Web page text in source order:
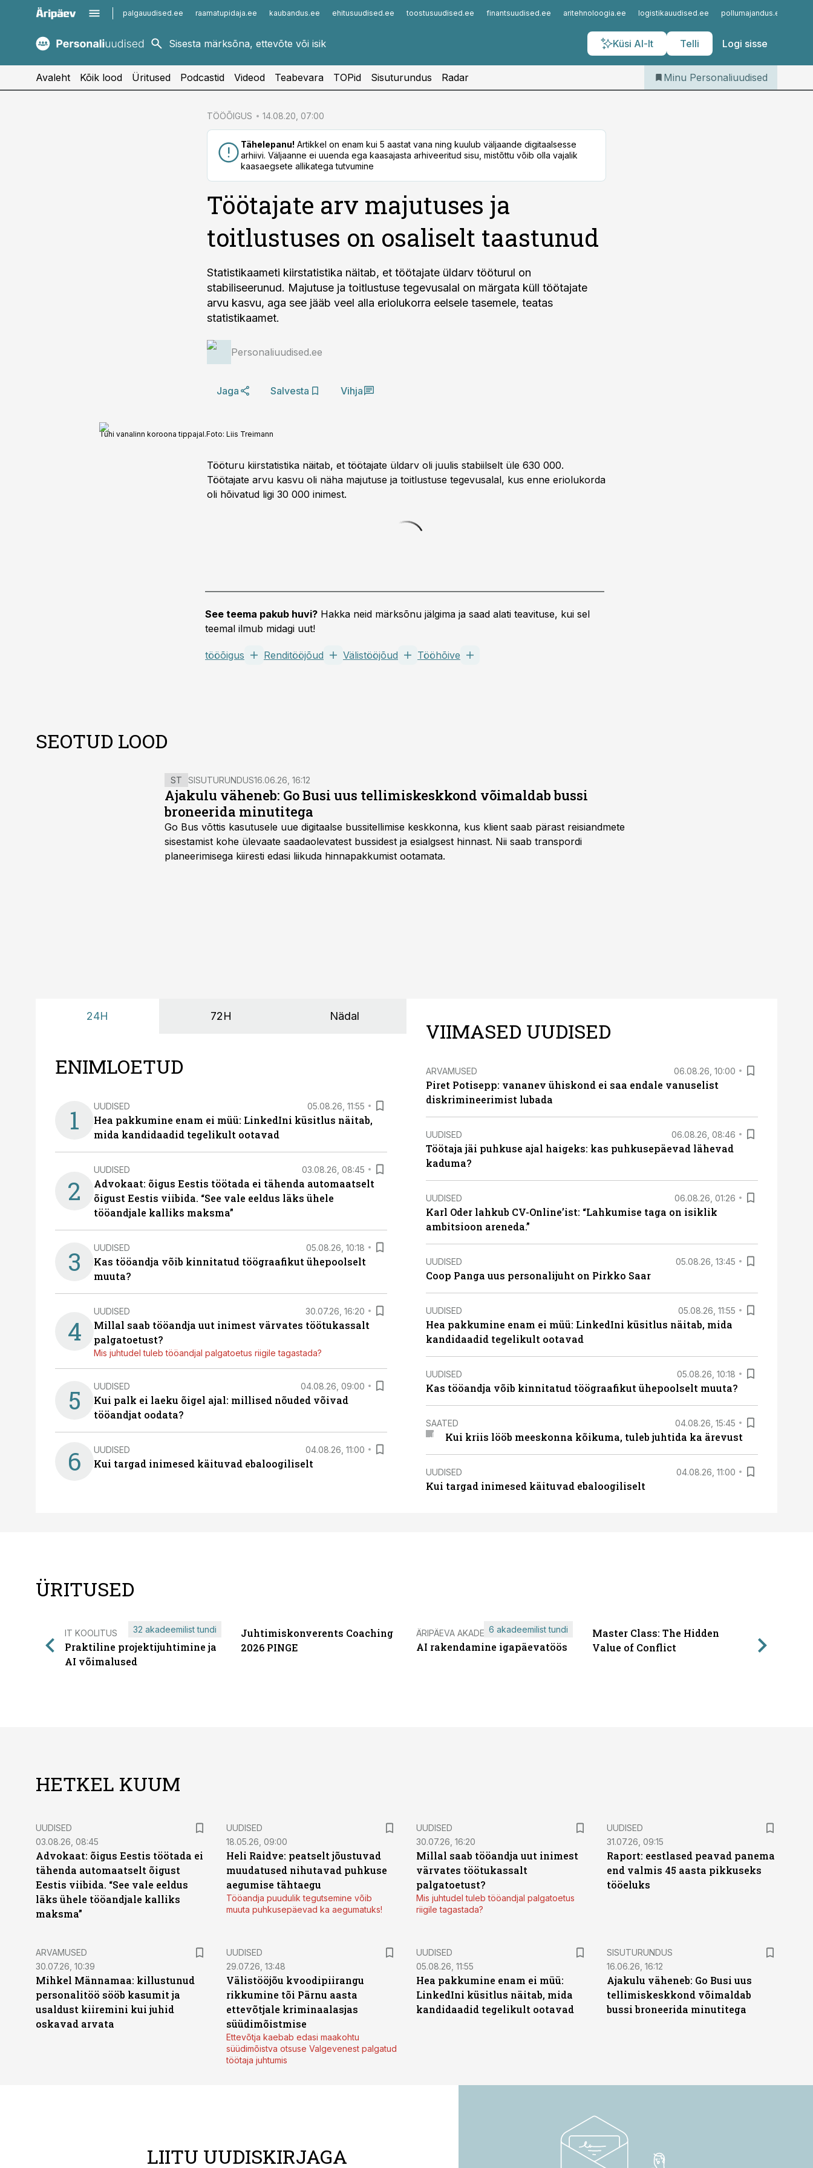
palgauudised.ee raamatupidaja.ee kaubandus.ee ehitusuudised.ee toostusuudised.ee finantsuudised.ee aritehnoloogia.ee logistikauudised.ee pollumajandus.ee
Küsi AI-lt Telli Logi sisse
kaubandus.ee
kinnisvarauudised.ee
imelineajalugu.ee
Infopank
Iseteenindus
Telli Personaliuudised
Avaleht Kõik lood Üritused Podcastid Videod Teabevara TOPid Sisuturundus Radar Minu Personaliuudised
TÖÖÕIGUS 14.08.20, 07:00
Tähelepanu! Artikkel on enam kui 5 aastat vana ning kuulub väljaande digitaalsesse
arhiivi. Väljaanne ei uuenda ega kaasajasta arhiveeritud sisu, mistõttu võib olla vajalik
kaasaegsete allikatega tutvumine
Töötajate arv majutuses ja
toitlustuses on osaliselt taastunud
Statistikaameti kiirstatistika näitab, et töötajate üldarv tööturul on
stabiliseerunud. Majutuse ja toitlustuse tegevusalal on märgata küll töötajate
arvu kasvu, aga see jääb veel alla eriolukorra eelsele tasemele, teatas
statistikaamet.
Personaliuudised.ee
Jaga Salvesta Vihja
Tühi vanalinn koroona tippajal.Foto: Liis Treimann
Tööturu kiirstatistika näitab, et töötajate üldarv oli juulis stabiilselt üle 630 000.
Töötajate arvu kasvu oli näha majutuse ja toitlustuse tegevusalal, kus enne eriolukorda
oli hõivatud ligi 30 000 inimest.
See teema pakub huvi? Hakka neid märksõnu jälgima ja saad alati teavituse, kui sel
teemal ilmub midagi uut!
tööõigus Renditööjõud Välistööjõud Tööhõive
SEOTUD LOOD
ST SISUTURUNDUS16.06.26, 16:12
Ajakulu väheneb: Go Busi uus tellimiskeskkond võimaldab bussi
broneerida minutitega
Go Bus võttis kasutusele uue digitaalse bussitellimise keskkonna, kus klient saab pärast reisiandmete
sisestamist kohe ülevaate saadaolevatest bussidest ja esialgsest hinnast. Nii saab transpordi
planeerimisega kiiresti edasi liikuda hinnapakkumist ootamata.
24H 72H Nädal
ENIMLOETUD
1 UUDISED 05.08.26, 11:55
Hea pakkumine enam ei müü: LinkedIni küsitlus näitab,
mida kandidaadid tegelikult ootavad
2
UUDISED 03.08.26, 08:45
Advokaat: õigus Eestis töötada ei tähenda automaatselt
õigust Eestis viibida. “See vale eeldus läks ühele
tööandjale kalliks maksma”
3 UUDISED 05.08.26, 10:18
Kas tööandja võib kinnitatud töögraafikut ühepoolselt
muuta?
4
UUDISED 30.07.26, 16:20
Millal saab tööandja uut inimest värvates töötukassalt
palgatoetust?
Mis juhtudel tuleb tööandjal palgatoetus riigile tagastada?
5 UUDISED 04.08.26, 09:00
Kui palk ei laeku õigel ajal: millised nõuded võivad
tööandjat oodata?
6 UUDISED 04.08.26, 11:00
Kui targad inimesed käituvad ebaloogiliselt
VIIMASED UUDISED
ARVAMUSED 06.08.26, 10:00
Piret Potisepp: vananev ühiskond ei saa endale vanuselist
diskrimineerimist lubada
UUDISED 06.08.26, 08:46
Töötaja jäi puhkuse ajal haigeks: kas puhkusepäevad lähevad
kaduma?
UUDISED 06.08.26, 01:26
Karl Oder lahkub CV-Online’ist: “Lahkumise taga on isiklik
ambitsioon areneda.”
UUDISED 05.08.26, 13:45
Coop Panga uus personalijuht on Pirkko Saar
UUDISED 05.08.26, 11:55
Hea pakkumine enam ei müü: LinkedIni küsitlus näitab, mida
kandidaadid tegelikult ootavad
UUDISED 05.08.26, 10:18
Kas tööandja võib kinnitatud töögraafikut ühepoolselt muuta?
SAATED 04.08.26, 15:45
Kui kriis lööb meeskonna kõikuma, tuleb juhtida ka ärevust
UUDISED 04.08.26, 11:00
Kui targad inimesed käituvad ebaloogiliselt
ÜRITUSED
IT KOOLITUS
Praktiline projektijuhtimine ja
AI võimalused
32 akadeemilist tundi
Juhtimiskonverents Coaching
2026 PINGE
ÄRIPÄEVA AKADEEMIA
AI rakendamine igapäevatöös
6 akadeemilist tundi
Master Class: The Hidden
Value of Conflict
HETKEL KUUM
UUDISED
03.08.26, 08:45
Advokaat: õigus Eestis töötada ei
tähenda automaatselt õigust
Eestis viibida. “See vale eeldus
läks ühele tööandjale kalliks
maksma”
UUDISED
18.05.26, 09:00
Heli Raidve: peatselt jõustuvad
muudatused nihutavad puhkuse
aegumise tähtaegu
Tööandja puudulik tegutsemine võib
muuta puhkusepäevad ka aegumatuks!
UUDISED
30.07.26, 16:20
Millal saab tööandja uut inimest
värvates töötukassalt
palgatoetust?
Mis juhtudel tuleb tööandjal palgatoetus
riigile tagastada?
UUDISED
31.07.26, 09:15
Raport: eestlased peavad panema
end valmis 45 aasta pikkuseks
tööeluks
ARVAMUSED
30.07.26, 10:39
Mihkel Männamaa: killustunud
personalitöö sööb kasumit ja
usaldust kiiremini kui juhid
oskavad arvata
UUDISED
29.07.26, 13:48
Välistööjõu kvoodipiirangu
rikkumine tõi Pärnu aasta
ettevõtjale kriminaalasjas
süüdimõistmise
Ettevõtja kaebab edasi maakohtu
süüdimõistva otsuse Valgevenest palgatud
töötaja juhtumis
UUDISED
05.08.26, 11:55
Hea pakkumine enam ei müü:
LinkedIni küsitlus näitab, mida
kandidaadid tegelikult ootavad
ST
SISUTURUNDUS
16.06.26, 16:12
Ajakulu väheneb: Go Busi uus
tellimiskeskkond võimaldab
bussi broneerida minutitega
LIITU UUDISKIRJAGA